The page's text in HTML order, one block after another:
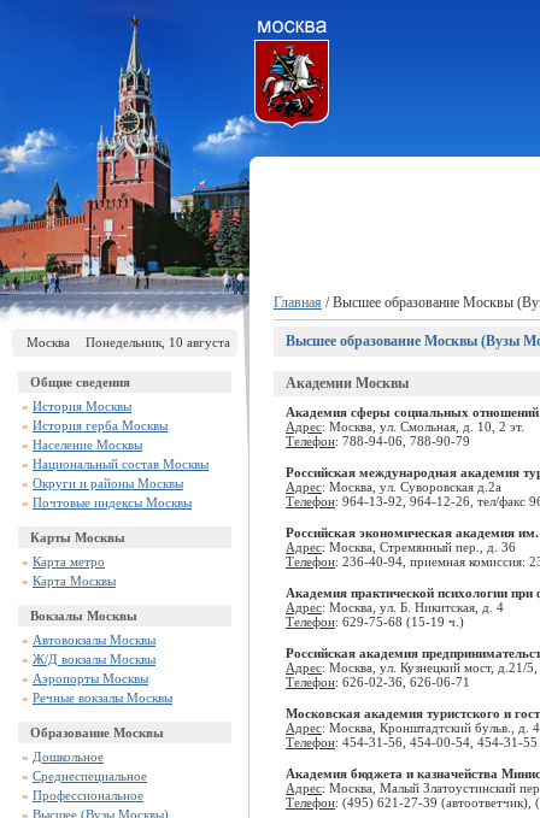
Москва Понедельник, 10 августа
Общие сведения
» История Москвы
» История герба Москвы
» Население Москвы
» Национальный состав Москвы
» Округи и районы Москвы
» Почтовые индексы Москвы
Карты Москвы
» Карта метро
» Карта Москвы
Вокзалы Москвы
» Автовокзалы Москвы
» Ж/Д вокзалы Москвы
» Аэропорты Москвы
» Речные вокзалы Москвы
Образование Москвы
» Дошкольное
» Среднеспециальное
» Профессиональное
» Высшее (Вузы Москвы)
Главная / Высшее образование Москвы
Высшее образование Москвы (Вузы
Академии Москвы
Академия сферы социальных отношений
Адрес: Москва, ул. Смольная, д. 10, 2 эт.
Телефон: 788-94-06, 788-90-79
Российская международная академия
Адрес: Москва, ул. Суворовская д.2а
Телефон: 964-13-92, 964-12-26, тел/факс
Российская экономическая академия
Адрес: Москва, Стремянный пер., д. 36
Телефон: 236-40-94, приемная комиссия:
Академия практической психологии
Адрес: Москва, ул. Б. Никитская, д. 4
Телефон: 629-75-68 (15-19 ч.)
Российская академия
Адрес: Москва, ул. Кузнецкий мост, д.21/
Телефон: 626-02-36, 626-06-71
Московская академия туристского и
Адрес: Москва, Кронштадтский бульв., д.
Телефон: 454-31-56, 454-00-54, 454-31-55
Академия бюджета и казначейства
Адрес: Москва, Малый Златоустинский
Телефон: (495) 621-27-39